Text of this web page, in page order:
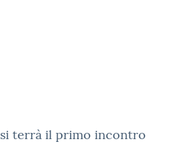
si terrà il primo incontro